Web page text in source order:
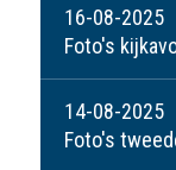
16-08-2025
Foto's
14-08-2025
Foto's